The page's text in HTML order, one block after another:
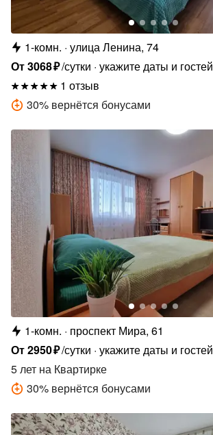
1-комн. улица Ленина, 74
От3068₽/сутки укажите даты и гостей
1 отзыв
30% вернётся бонусами
1-комн.
проспект Мира, 61
От2950₽/сутки укажите даты и гостей
5 лет на Квартирке
30% вернётся бонусами